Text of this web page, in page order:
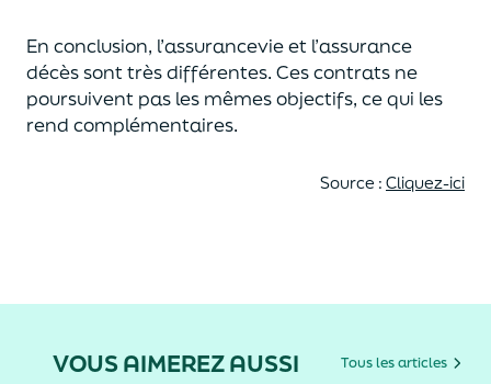
En conclusion, l’assurancevie et l’assurance
décès sont très différentes. Ces contrats ne
poursuivent pas les mêmes objectifs, ce qui les
rend complémentaires.
Source : Cliquez-ici
VOUS AIMEREZ AUSSI Tous les articles